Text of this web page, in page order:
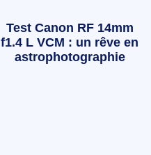
Test Canon RF 14mm
f1.4 L VCM : un rêve en
astrophotographie